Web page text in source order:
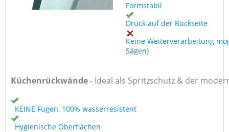
Formstabil
Druck auf der Rückseite
Keine Weiterverarbeitung
Sägen)
Küchenrückwände- Ideal als Spritzschutz & der
KEINE Fugen, 100% wasserresistent
Hygienische Oberflächen